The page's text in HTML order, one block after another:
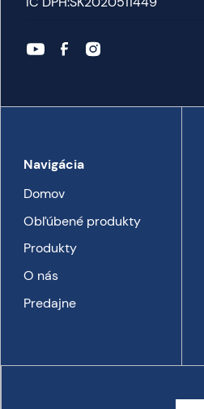
Navigácia
Domov
Obľúbené produkty
Produkty
O nás
Predajne